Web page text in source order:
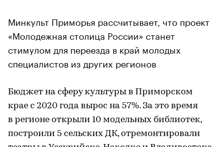
Минкульт Приморья рассчитывает, что проект
«Молодежная столица России» станет
стимулом для переезда в край молодых
специалистов из других регионов
Бюджет на сферу культуры в Приморском
крае с 2020 года вырос на 57%. За это время
в регионе открыли 10 модельных библиотек,
построили 5 сельских ДК, отремонтировали